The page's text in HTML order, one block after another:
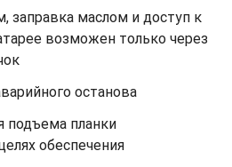
заправка маслом и доступ к
возможен только через
останова
подъема планки
обеспечения